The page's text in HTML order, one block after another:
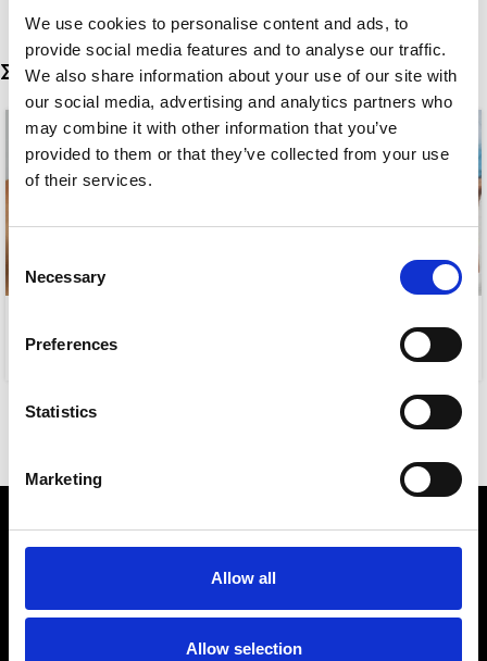
We use cookies to personalise content and ads, to
provide social media features and to analyse our traffic.
We also share information about your use of our site with
our social media, advertising and analytics partners who
may combine it with other information that you’ve
provided to them or that they’ve collected from your use
of their services.
Selection
Necessary
Preferences
Statistics
Marketing
Allow all
Allow selection
Σχετικά προϊόντα